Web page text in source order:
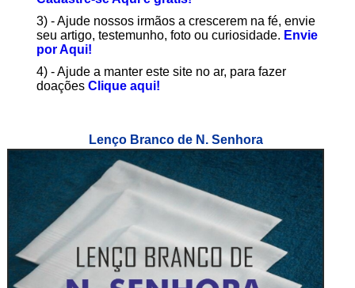
3) - Ajude nossos irmãos a crescerem na fé, envie
seu artigo, testemunho, foto ou curiosidade. Envie
por Aqui!
4) - Ajude a manter este site no ar, para fazer
doações Clique aqui!
Lenço Branco de N. Senhora